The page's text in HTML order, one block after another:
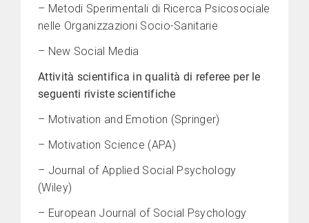
– Metodi Sperimentali di Ricerca Psicosociale
nelle Organizzazioni Socio-Sanitarie
– New Social Media
Attività scientifica in qualità di referee per le
seguenti riviste scientifiche
– Motivation and Emotion (Springer)
– Motivation Science (APA)
– Journal of Applied Social Psychology
(Wiley)
– European Journal of Social Psychology